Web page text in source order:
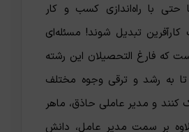
حتی با راه‌اندازی کسب و کار
تبدیل شوند! مسئله‌ای
که فارغ التحصیلان این رشته
تا به رشد و ترقی وجوه مختلف
و مدیر عاملی حاذق، ماهر
بر سمت مدیر عامل، دانش